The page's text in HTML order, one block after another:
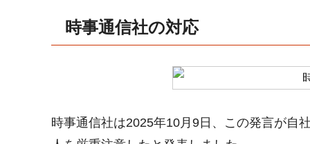
時事通信社の対応
時事通信社は2025年10月9日、この発言が自